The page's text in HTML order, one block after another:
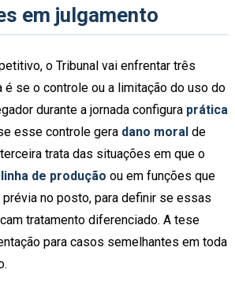
em julgamento
o Tribunal vai enfrentar três
é se o controle ou a limitação do uso do
durante a jornada configura prática
esse controle gera dano moral de
trata das situações em que o
linha de produção ou em funções que
no posto, para definir se essas
tratamento diferenciado. A tese
para casos semelhantes em toda